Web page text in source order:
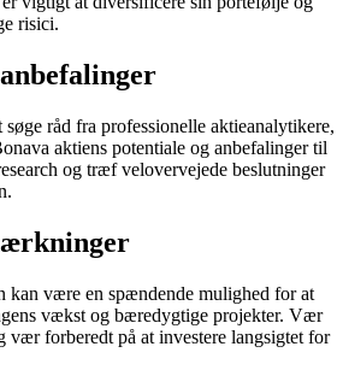
risici.
råd fra professionelle aktieanalytikere,
aktiens potentiale og anbefalinger til
og træf velovervejede beslutninger
kan være en spændende mulighed for at
vækst og bæredygtige projekter. Vær
vær forberedt på at investere langsigtet for